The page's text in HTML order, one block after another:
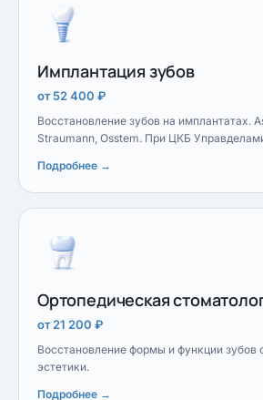
Имплантация зубов
от 52 400 ₽
Восстановление зубов на имплантатах.
Straumann, Osstem. При ЦКБ
Подробнее →
Ортопедическая
от 21 200 ₽
Восстановление формы и функции зубов
эстетики.
Подробнее →